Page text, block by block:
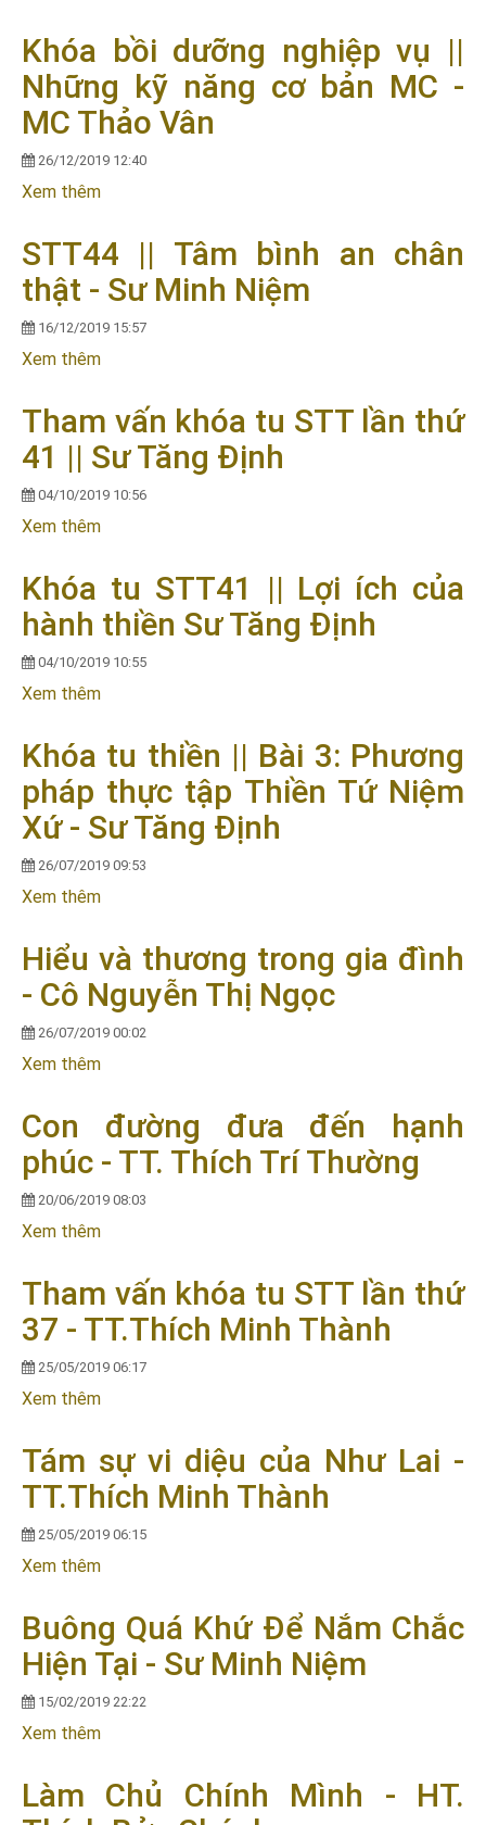
TT.THÍCH NHẬT TỪ
Khóa bồi dưỡng nghiệp vụ ||
Những kỹ năng cơ bản MC -
MC Thảo Vân
26/12/2019 12:40
Xem thêm
STT44 || Tâm bình an chân
thật - Sư Minh Niệm
16/12/2019 15:57
Xem thêm
Tham vấn khóa tu STT lần thứ
41 || Sư Tăng Định
04/10/2019 10:56
Xem thêm
Khóa tu STT41 || Lợi ích của
hành thiền Sư Tăng Định
04/10/2019 10:55
Xem thêm
Khóa tu thiền || Bài 3: Phương
pháp thực tập Thiền Tứ Niệm
Xứ - Sư Tăng Định
26/07/2019 09:53
Xem thêm
Hiểu và thương trong gia đình
- Cô Nguyễn Thị Ngọc
26/07/2019 00:02
Xem thêm
Con đường đưa đến hạnh
phúc - TT. Thích Trí Thường
20/06/2019 08:03
Xem thêm
Tham vấn khóa tu STT lần thứ
37 - TT.Thích Minh Thành
25/05/2019 06:17
Xem thêm
Tám sự vi diệu của Như Lai -
TT.Thích Minh Thành
25/05/2019 06:15
Xem thêm
Buông Quá Khứ Để Nắm Chắc
Hiện Tại - Sư Minh Niệm
15/02/2019 22:22
Xem thêm
Làm Chủ Chính Mình - HT.